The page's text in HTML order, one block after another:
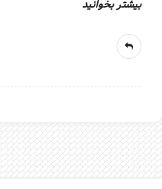
بیشتر بخوانید